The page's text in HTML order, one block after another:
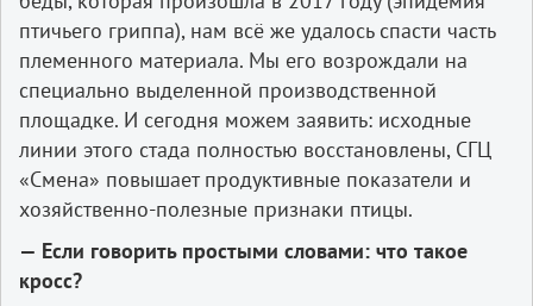
птичьего гриппа), нам всё же удалось спасти часть
племенного материала. Мы его возрождали на
специально выделенной производственной
площадке. И сегодня можем заявить: исходные
линии этого стада полностью восстановлены, СГЦ
«Смена» повышает продуктивные показатели и
хозяйственно-полезные признаки птицы.
— Если говорить простыми словами: что такое
кросс?